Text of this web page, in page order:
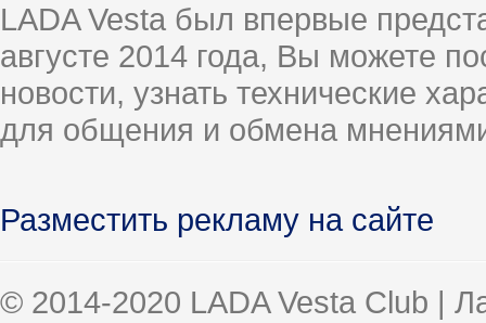
LADA Vesta был впервые
августе 2014 года, Вы можете
новости, узнать технические
для общения и обмена
Разместить рекламу на сайте
© 2014-2020 LADA Vesta Club |